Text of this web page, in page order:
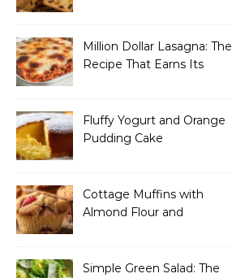
Million Dollar Lasagna: The
Recipe That Earns Its
Fluffy Yogurt and Orange
Pudding Cake
Cottage Muffins with
Almond Flour and
Simple Green Salad: The